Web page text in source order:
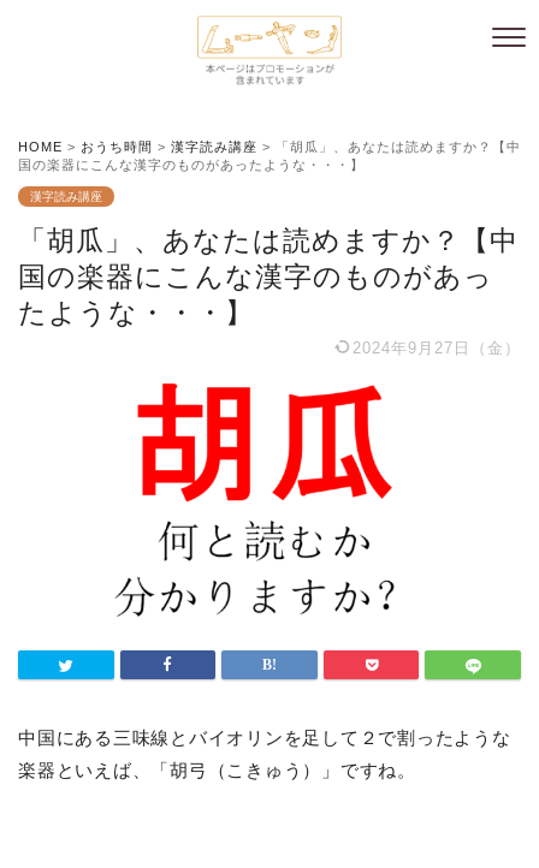
HOME > おうち時間 > 漢字読み講座 >
「胡瓜」、あなたは読めますか？【中
国の楽器にこんな漢字のものがあったような・・・】
漢字読み講座
「胡瓜」、あなたは読めますか？【中
国の楽器にこんな漢字のものがあっ
たような・・・】
2024年9月27日（金）
中国にある三味線とバイオリンを足して２で割ったような
楽器といえば、「胡弓（こきゅう）」ですね。